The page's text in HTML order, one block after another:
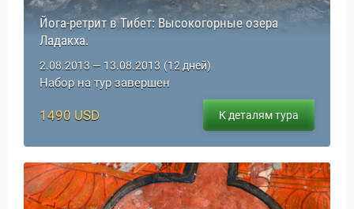
Йога-ретрит в Тибет: Высокогорные озера
Ладакха.
2.08.2013 — 13.08.2013 (12 дней)
Набор на тур завершен
1490 USD К деталям тура